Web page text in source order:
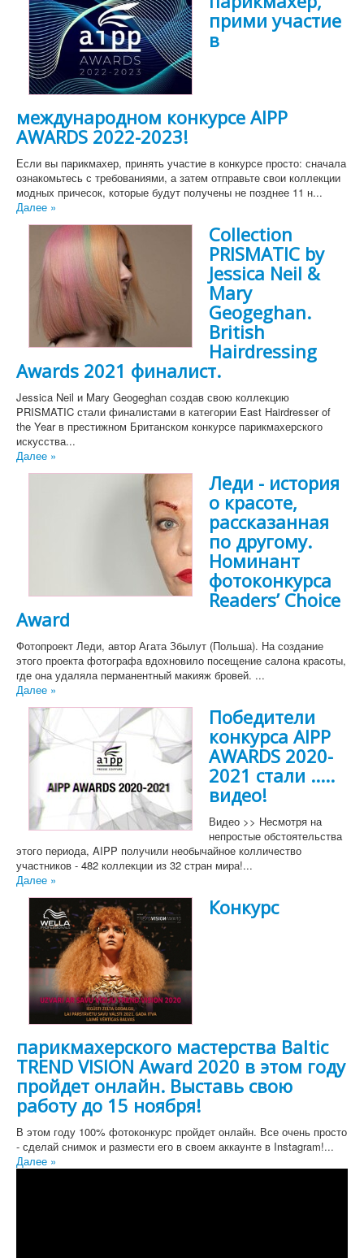
прими участие
в
международном конкурсе AIPP
AWARDS 2022-2023!
Если вы парикмахер, принять участие в конкурсе просто: сначала
ознакомьтесь с требованиями, а затем отправьте свои коллекции
модных причесок, которые будут получены не позднее 11 н...
Далее »
Collection
PRISMATIC by
Jessica Neil &
Mary
Geogeghan.
British
Hairdressing
Awards 2021 финалист.
Jessica Neil и Mary Geogeghan создав свою коллекцию
PRISMATIC стали финалистами в категории East Hairdresser of
the Year в престижном Британском конкурсе парикмахерского
искусства...
Далее »
Леди - история
о красоте,
рассказанная
по другому.
Номинант
фотоконкурса
Readers’ Choice
Award
Фотопроект Леди, автор Агата Збылут (Польша). На создание
этого проекта фотографа вдохновило посещение салона красоты,
где она удаляла перманентный макияж бровей. ...
Далее »
Победители
конкурса AIPP
AWARDS 2020-
2021 стали .....
видео!
Видео >> Несмотря на
непростые обстоятельства
этого периода, AIPP получили необычайное колличество
участников - 482 коллекции из 32 стран мира!...
Далее »
Конкурс
парикмахерского мастерства Baltic
TREND VISION Award 2020 в этом году
пройдет онлайн. Выставь свою
работу до 15 ноября!
В этом году 100% фотоконкурс пройдет онлайн. Все очень просто
- сделай снимок и размести его в своем аккаунте в Instagram!...
Далее »